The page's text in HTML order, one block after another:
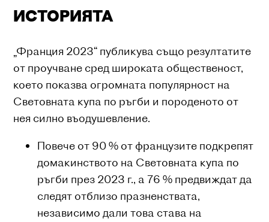
ИСТОРИЯТА
„Франция 2023“ публикува също резултатите
от проучване сред широката общественост,
което показва огромната популярност на
Световната купа по ръгби и породеното от
нея силно въодушевление.
Повече от 90 % от французите подкрепят
домакинството на Световната купа по
ръгби през 2023 г., а 76 % предвиждат да
следят отблизо празненствата,
независимо дали това става на